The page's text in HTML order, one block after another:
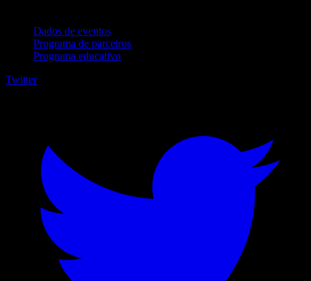
Dados de eventos
Programa de parceiros
Programa educativo
Twitter